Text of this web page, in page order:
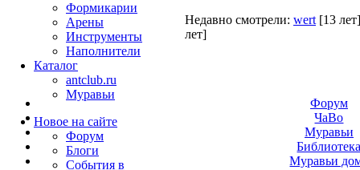
Недавно смотрели: wert [13 лет]
лет]
Формикарии
Арены
Инструменты
Наполнители
Каталог
antclub.ru
Муравьи
Новое на сайте
Форум
Блоги
События в
Форум
ЧаВо
Муравьи
Муравьи